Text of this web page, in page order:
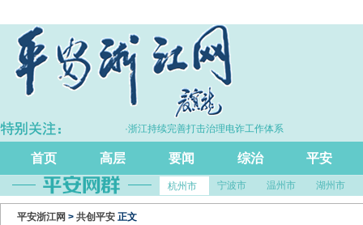
·浙江持续完善打击治理电诈工作体系
首页 高层 要闻 综治 平安
杭州市 宁波市 温州市 湖州市
平安浙江网 > 共创平安 正文